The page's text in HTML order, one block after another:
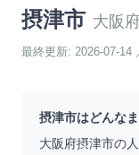
摂津市 大阪府
最終更新: 2026-07-14
摂津市はどんな
大阪府摂津市の